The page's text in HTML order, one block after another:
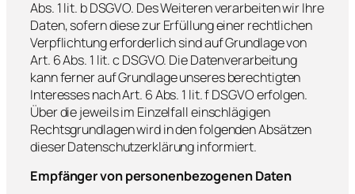
Abs. 1 lit. b DSGVO. Des Weiteren verarbeiten wir Ihre
Daten, sofern diese zur Erfüllung einer rechtlichen
Verpflichtung erforderlich sind auf Grundlage von
Art. 6 Abs. 1 lit. c DSGVO. Die Datenverarbeitung
kann ferner auf Grundlage unseres berechtigten
Interesses nach Art. 6 Abs. 1 lit. f DSGVO erfolgen.
Über die jeweils im Einzelfall einschlägigen
Rechtsgrundlagen wird in den folgenden Absätzen
dieser Datenschutzerklärung informiert.
Empfänger von personenbezogenen Daten